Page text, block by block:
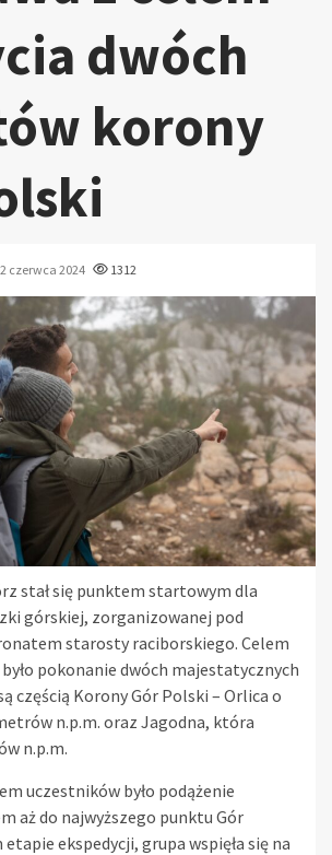
dwóch
korony
czerwca 2024 1312
stał się punktem startowym dla
górskiej, zorganizowanej pod
starosty raciborskiego. Celem
pokonanie dwóch majestatycznych
częścią Korony Gór Polski – Orlica o
n.p.m. oraz Jagodna, która
n.p.m.
uczestników było podążenie
aż do najwyższego punktu Gór
ekspedycji, grupa wspięła się na